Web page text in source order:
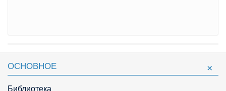
ОСНОВНОЕ
Библиотека